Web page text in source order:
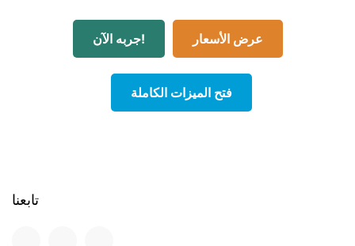
جربه الآن! عرض الأسعار
فتح الميزات الكاملة
تابعنا